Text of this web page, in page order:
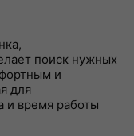
поиск нужных
и
для
и время работы